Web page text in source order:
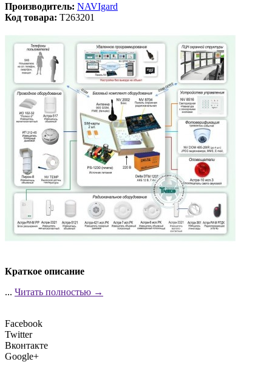
Производитель: NAVIgard
Код товара: T263201
Краткое описание
... Читать полностью →
Facebook
Twitter
Вконтакте
Google+